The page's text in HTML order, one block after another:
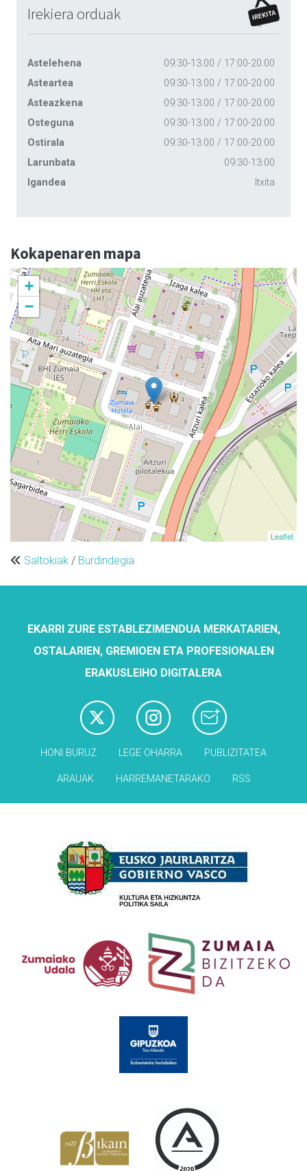
Irekiera orduak
Astelehena
09:30-13:00 / 17:00-20:00
Asteartea
09:30-13:00 / 17:00-20:00
Asteazkena
09:30-13:00 / 17:00-20:00
Osteguna
09:30-13:00 / 17:00-20:00
Ostirala
09:30-13:00 / 17:00-20:00
Larunbata
09:30-13:00
Igandea
Itxita
Kokapenaren mapa
+
−
Leaflet
Saltokiak / Burdindegia
EKARRI ZURE ESTABLEZIMENDUA MERKATARIEN,
OSTALARIEN, GREMIOEN ETA PROFESIONALEN
ERAKUSLEIHO DIGITALERA
HONI BURUZ LEGE OHARRA PUBLIZITATEA
ARAUAK HARREMANETARAKO RSS